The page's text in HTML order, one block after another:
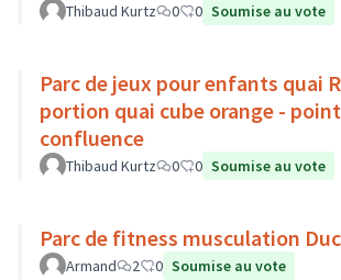
Thibaud Kurtz 0 0 Soumise au vote
Parc de jeux pour enfants quai
portion quai cube orange -
confluence
Thibaud Kurtz 0 0 Soumise au vote
Parc de fitness musculation
Armand 2 0 Soumise au vote